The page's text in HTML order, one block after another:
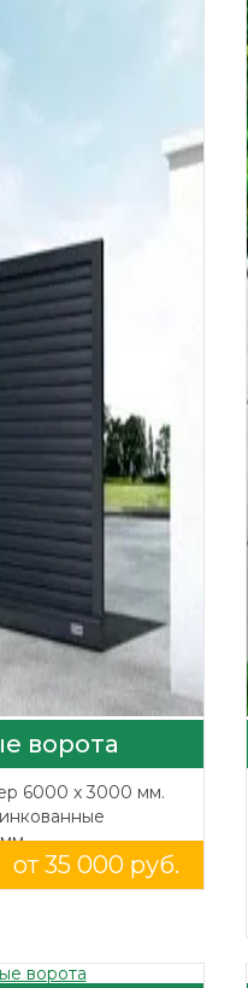
ворота
6000 x 3000 мм.
от 35 000 руб.